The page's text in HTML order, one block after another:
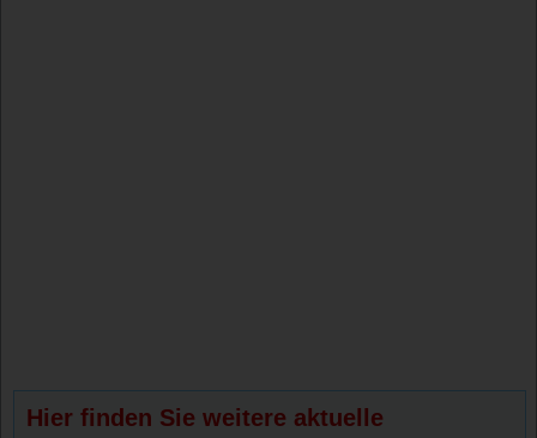
Hier finden Sie weitere aktuelle